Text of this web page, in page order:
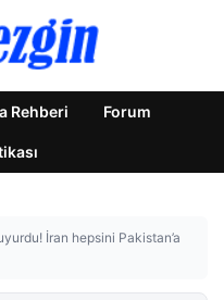
Rehberi Forum
İran hepsini Pakistan’a